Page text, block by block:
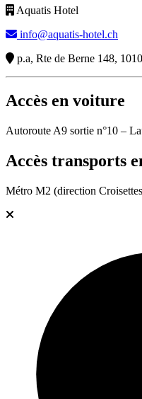
Aquatis Hotel
info@aquatis-hotel.ch
p.a, Rte de Berne 148,
Accès en voiture
Autoroute A9 sortie n°10 –
Accès transports
Métro M2 (direction